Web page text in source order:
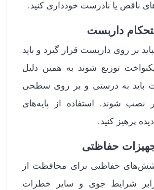
ناقص یا نادرست خودداری کنید.
داربست
بر روی داربست قرار گیرد و باید
توزیع شوند به همین دلیل
باید به درستی و بر روی سطحی
نصب شوند. استفاده از پایه‌های
پرهیز کنید.
حفاظتی
حفاظتی برای محافظت از
شرایط جوی و سایر خطرات